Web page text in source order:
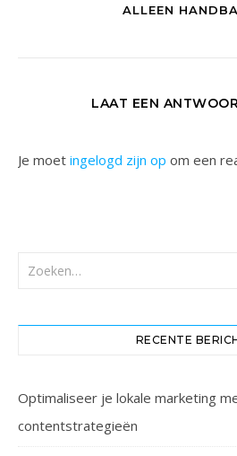
ALLEEN
LAAT EEN
Je moet ingelogd zijn op om een
RECENTE
Optimaliseer je lokale marketing
contentstrategieën